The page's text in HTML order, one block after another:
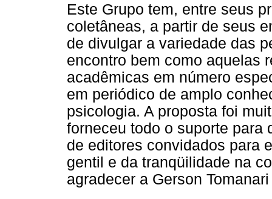
Este Grupo tem, entre seus
coletâneas, a partir de seus
de divulgar a variedade das
encontro bem como aquelas
acadêmicas em número
em periódico de amplo
psicologia. A proposta foi
forneceu todo o suporte para
de editores convidados para
gentil e da tranqüilidade na
agradecer a Gerson